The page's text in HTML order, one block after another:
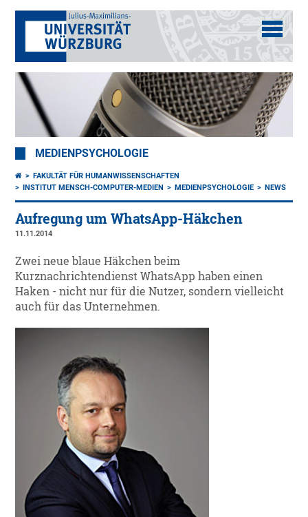
MEDIENPSYCHOLOGIE
FAKULTÄT FÜR HUMANWISSENSCHAFTEN
INSTITUT MENSCH-COMPUTER-MEDIEN
MEDIENPSYCHOLOGIE NEWS
Aufregung um WhatsApp-Häkchen
11.11.2014
Zwei neue blaue Häkchen beim
Kurznachrichtendienst WhatsApp haben einen
Haken - nicht nur für die Nutzer, sondern vielleicht
auch für das Unternehmen.